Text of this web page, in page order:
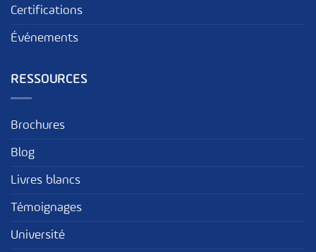
Certifications
Événements
RESSOURCES
Brochures
Blog
Livres blancs
Témoignages
Université